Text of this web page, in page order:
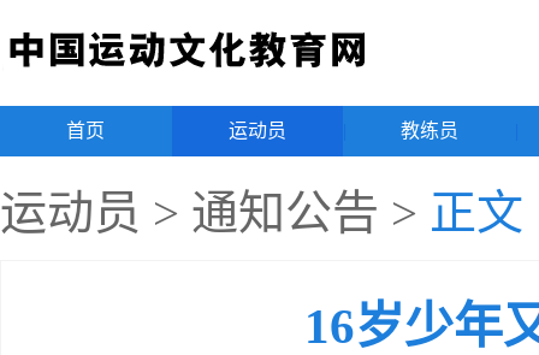
首页 运动员 教练员
运动员 > 通知公告 > 正文
16岁少年